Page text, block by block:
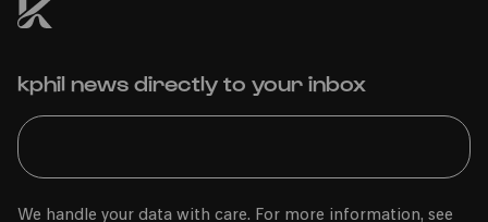
kphil news directly to your inbox
We handle your data with care. For more information, see